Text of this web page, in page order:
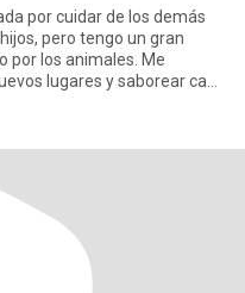
por cuidar de los demás
pero tengo un gran
por los animales. Me
lugares y saborear cada